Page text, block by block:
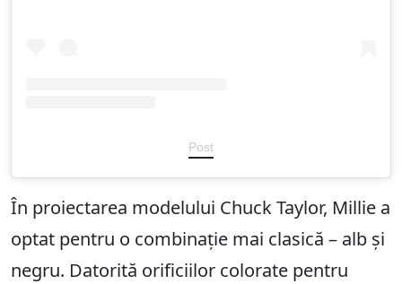
Post
În proiectarea modelului Chuck Taylor, Millie a
optat pentru o combinație mai clasică – alb și
negru. Datorită orificiilor colorate pentru